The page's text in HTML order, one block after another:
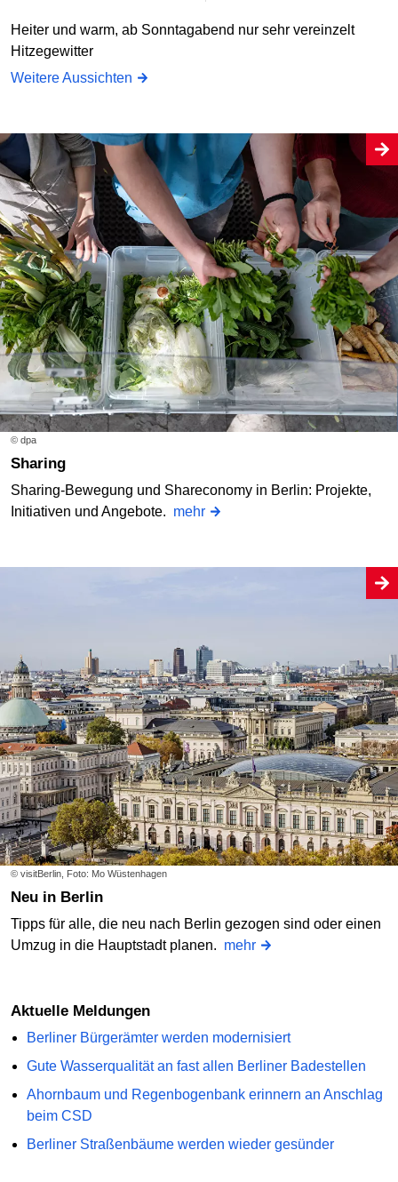
Heiter und warm, ab Sonntagabend nur sehr vereinzelt
Hitzegewitter
Weitere Aussichten
© dpa
Sharing
Sharing-Bewegung und Shareconomy in Berlin: Projekte,
Initiativen und Angebote. mehr
© visitBerlin, Foto: Mo Wüstenhagen
Neu in Berlin
Tipps für alle, die neu nach Berlin gezogen sind oder einen
Umzug in die Hauptstadt planen. mehr
Aktuelle Meldungen
Berliner Bürgerämter werden modernisiert
Gute Wasserqualität an fast allen Berliner Badestellen
Ahornbaum und Regenbogenbank erinnern an Anschlag
beim CSD
Berliner Straßenbäume werden wieder gesünder